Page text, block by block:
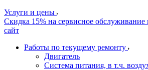
Услуги и цены
Скидка 15% на сервисное обслуживание
сайт
Работы по текущему ремонту
Двигатель
Система питания, в т.ч.